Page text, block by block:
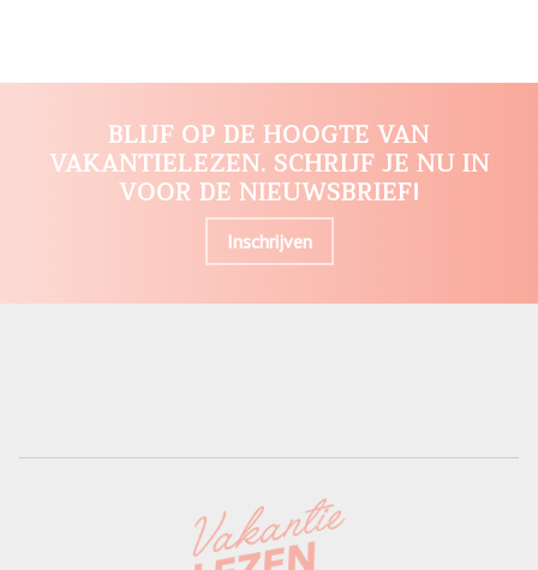
BLIJF OP DE HOOGTE VAN
VAKANTIELEZEN. SCHRIJF JE NU IN
VOOR DE NIEUWSBRIEF!
Inschrijven